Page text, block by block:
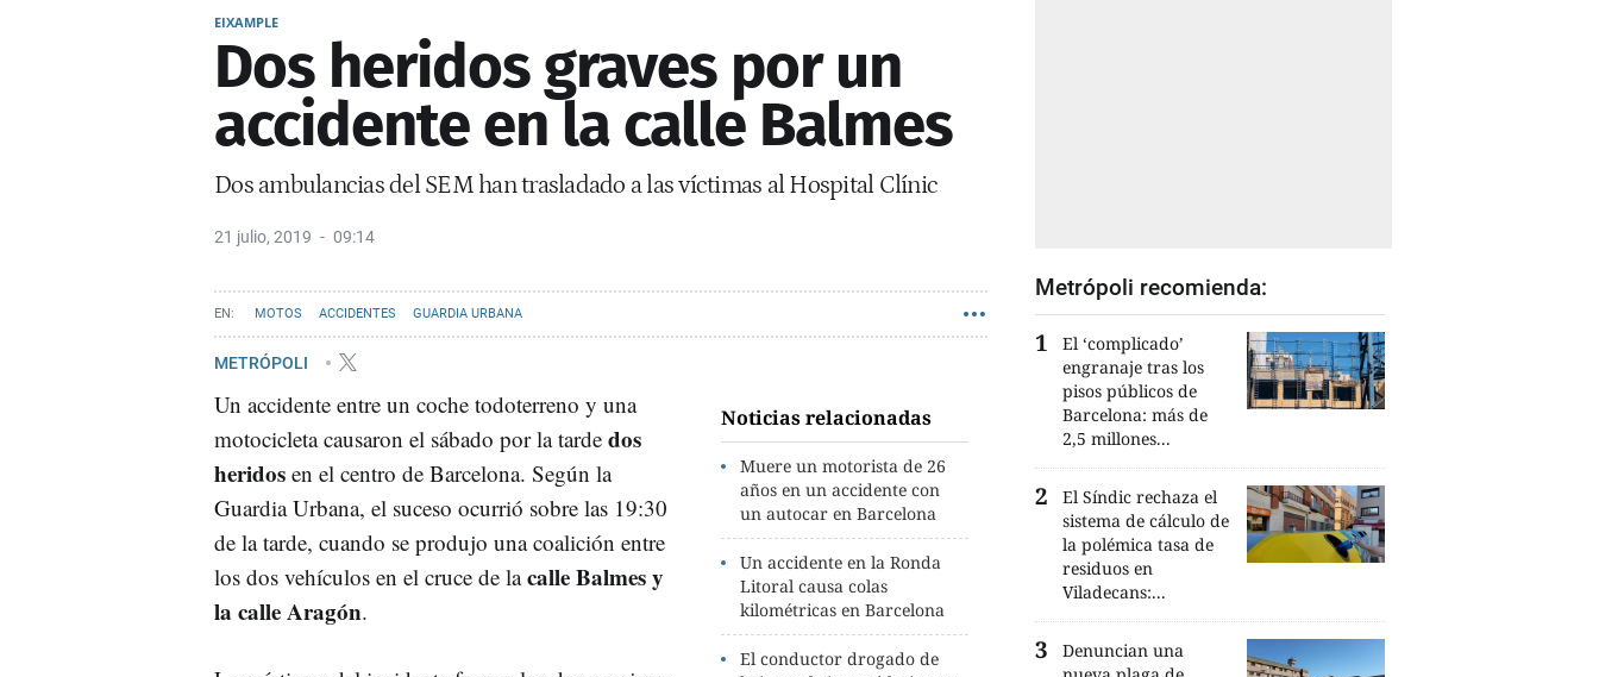
EIXAMPLE
Dos heridos graves por un
accidente en la calle Balmes
Dos ambulancias del SEM han trasladado a las víctimas al Hospital Clínic
21 julio, 2019 09:14
MOTOS ACCIDENTES GUARDIA URBANA
METRÓPOLI
Noticias relacionadas
Muere un motorista de 26
años en un accidente con
un autocar en Barcelona
Un accidente en la Ronda
Litoral causa colas
kilométricas en Barcelona
El conductor drogado de
Un accidente entre un coche todoterreno y una
motocicleta causaron el sábado por la tarde dos
heridos en el centro de Barcelona. Según la
Guardia Urbana, el suceso ocurrió sobre las 19:30
de la tarde, cuando se produjo una coalición entre
los dos vehículos en el cruce de lacalle Balmes y
la calle Aragón.
Metrópoli recomienda:
El ‘complicado’
engranaje tras los
pisos públicos de
Barcelona: más de
2,5 millones...
El Síndic rechaza el
sistema de cálculo de
la polémica tasa de
residuos en
Viladecans:...
Denuncian una